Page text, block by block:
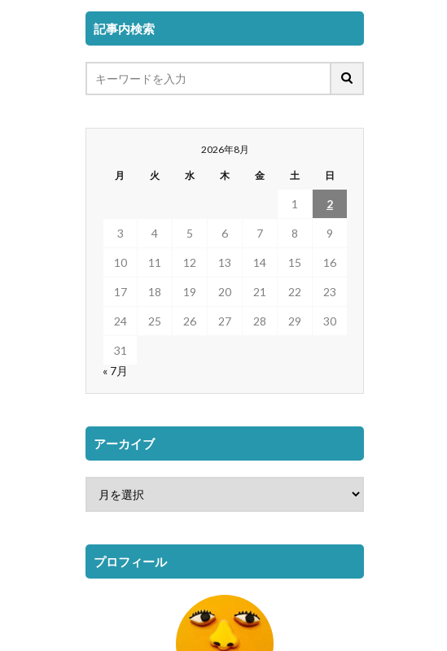
記事内検索
2026年8月
月 火 水 木 金 土 日
1 2
3 4 5 6 7 8 9
10 11 12 13 14 15 16
17 18 19 20 21 22 23
24 25 26 27 28 29 30
31
« 7月
アーカイブ
プロフィール